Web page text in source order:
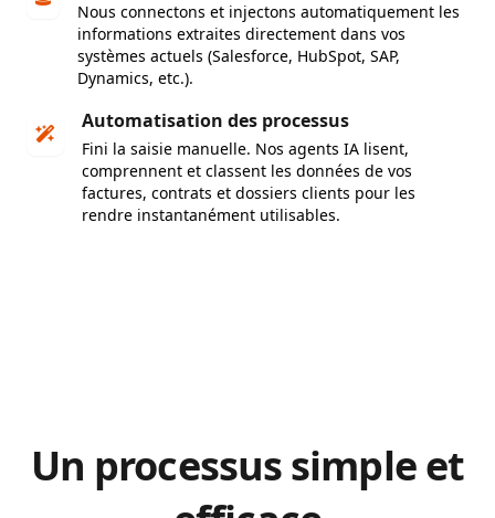
Nous connectons et injectons automatiquement les
informations extraites directement dans vos
systèmes actuels (Salesforce, HubSpot, SAP,
Dynamics, etc.).
Automatisation des processus
Fini la saisie manuelle. Nos agents IA lisent,
comprennent et classent les données de vos
factures, contrats et dossiers clients pour les
rendre instantanément utilisables.
Un processus simple et